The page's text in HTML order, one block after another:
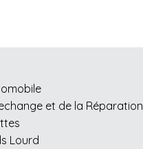
et de la Réparation
Lourd